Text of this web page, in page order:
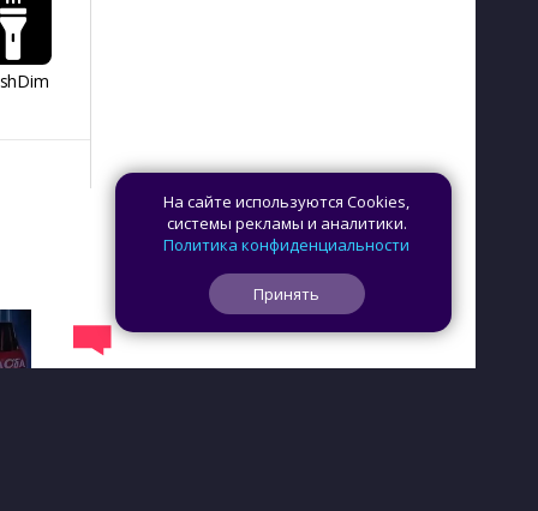
На сайте используются Cookies,
системы рекламы и аналитики.
Политика конфиденциальности
Принять